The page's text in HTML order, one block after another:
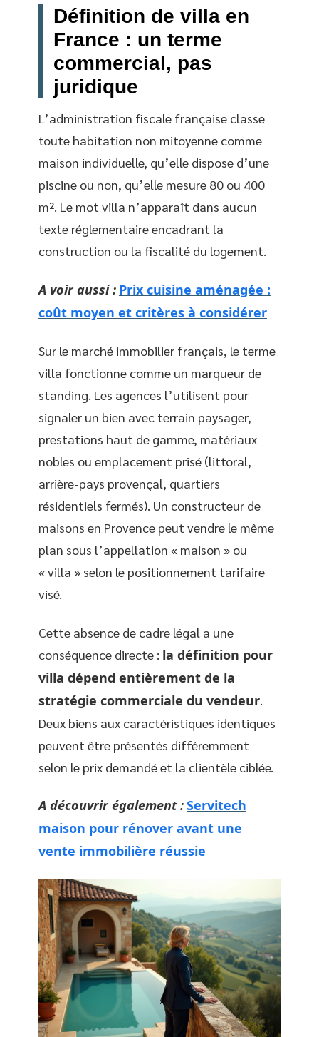
Définition de villa en
France : un terme
commercial, pas
juridique
L’administration fiscale française classe
toute habitation non mitoyenne comme
maison individuelle, qu’elle dispose d’une
piscine ou non, qu’elle mesure 80 ou 400
m². Le mot villa n’apparaît dans aucun
texte réglementaire encadrant la
construction ou la fiscalité du logement.
A voir aussi : Prix cuisine aménagée :
coût moyen et critères à considérer
Sur le marché immobilier français, le terme
villa fonctionne comme un marqueur de
standing. Les agences l’utilisent pour
signaler un bien avec terrain paysager,
prestations haut de gamme, matériaux
nobles ou emplacement prisé (littoral,
arrière-pays provençal, quartiers
résidentiels fermés). Un constructeur de
maisons en Provence peut vendre le même
plan sous l’appellation « maison » ou
« villa » selon le positionnement tarifaire
visé.
Cette absence de cadre légal a une
conséquence directe : la définition pour
villa dépend entièrement de la
stratégie commerciale du vendeur
Deux biens aux caractéristiques identiques
peuvent être présentés différemment
selon le prix demandé et la clientèle ciblée.
A découvrir également :Servitech
maison pour rénover avant une
vente immobilière réussie